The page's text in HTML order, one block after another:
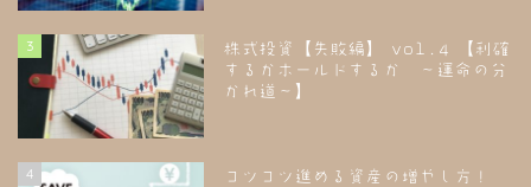
3
株式投資【失敗編】 vol.4 【利確
するかホールドするか ～運命の分
かれ道～】
4
コツコツ進める資産の増やし方！